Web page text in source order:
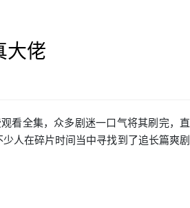
大佬
看全集，众多剧迷一口气将其刷完，直
人在碎片时间当中寻找到了追长篇爽剧